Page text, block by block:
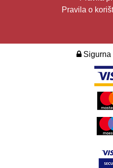
Pravila o
Sigurna
2026. Design i